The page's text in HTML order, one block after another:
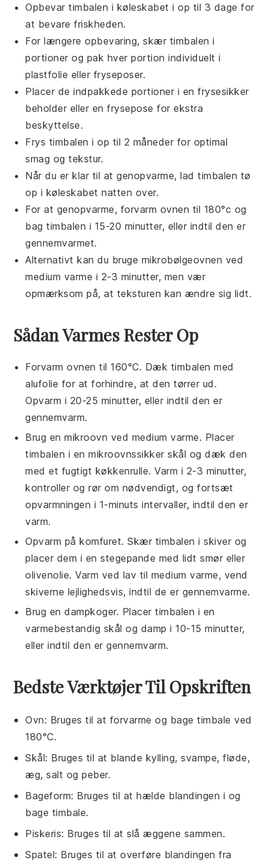
Opbevartimbalen i køleskabet i op til 3 dage for
at bevare friskheden.
For længere opbevaring, skær timbalen i
portioner og pak hver portion individuelt i
plastfolie eller fryseposer.
Placer de indpakkede portioner i en frysesikker
beholder eller en frysepose for ekstra
beskyttelse.
Frys timbalen i op til 2 måneder for optimal
smag og tekstur.
Når du er klar til at genopvarme, ladtimbalen tø
op i køleskabet natten over.
For at genopvarme, forvarm ovnen til 180°c og
bagtimbalen i 15-20 minutter, eller indtil den er
gennemvarmet.
Alternativt kan du bruge mikrobølgeovnen ved
medium varme i 2-3 minutter, men vær
opmærksom på, at teksturen kan ændre sig lidt.
Sådan Varmes Rester Op
Forvarm ovnen til 160°C. Dæk timbalen med
alufolie for at forhindre, at den tørrer ud.
Opvarm i 20-25 minutter, eller indtil den er
gennemvarm.
Brug enmikroovn ved medium varme. Placer
timbalen i en mikroovnssikker skål og dæk den
med et fugtigt køkkenrulle. Varm i 2-3 minutter,
kontroller og rør om nødvendigt, og fortsæt
opvarmningen i 1-minuts intervaller, indtil den er
varm.
Opvarm påkomfuret. Skær timbalen i skiver og
placer dem i enstegepande med lidtsmør eller
olivenolie. Varm ved lav til medium varme, vend
skiverne lejlighedsvis, indtil de er gennemvarme.
Brug endampkoger. Placertimbalen i en
varmebestandig skål og damp i 10-15 minutter,
eller indtil den er gennemvarm.
Bedste Værktøjer Til Opskriften
Ovn: Bruges til at forvarme og bage timbale ved
180°C.
Skål: Bruges til at blande kylling, svampe, fløde,
æg, salt og peber.
Bageform: Bruges til at hælde blandingen i og
bage timbale.
Piskeris: Bruges til at slå æggene sammen.
Spatel: Bruges til at overføre blandingen fra